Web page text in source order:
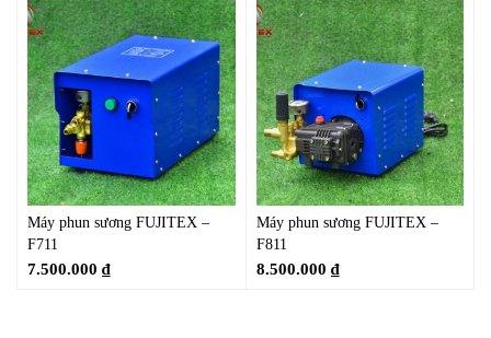
Máy phun sương FUJITEX –
F711
7.500.000 ₫
Máy phun sương FUJITEX –
F811
8.500.000 ₫